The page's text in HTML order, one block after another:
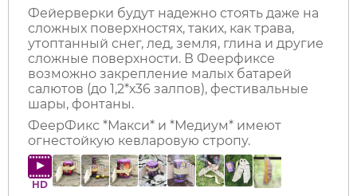
Фейерверки будут надежно стоять даже на
сложных поверхностях, таких, как трава,
утоптанный снег, лед, земля, глина и другие
сложные поверхности. В Феерфиксе
возможно закрепление малых батарей
салютов (до 1,2*х36 залпов), фестивальные
шары, фонтаны.
ФеерФикс *Макси* и *Медиум* имеют
огнестойкую кевларовую стропу.
HD